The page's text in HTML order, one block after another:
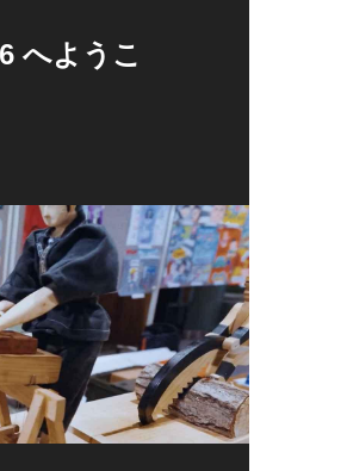
へようこ